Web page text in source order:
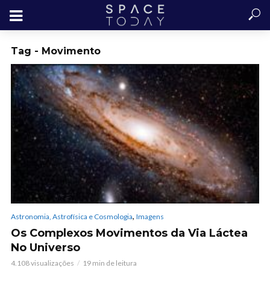
Tag - Movimento
Astronomia, Astrofísica e Cosmologia, Imagens
Os Complexos Movimentos da Via Láctea
No Universo
4.108 visualizações 19 min de leitura